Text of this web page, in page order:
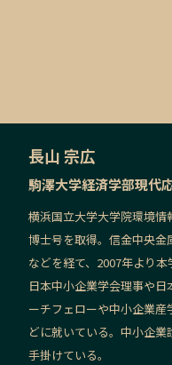
長山 宗広
駒澤大学経済学部現代
横浜国立大学大学院環境
博士号を取得。信金中央
などを経て、2007年より本
日本中小企業学会理事や
ーチフェローや中小企業産
どに就いている。中小企
手掛けている。